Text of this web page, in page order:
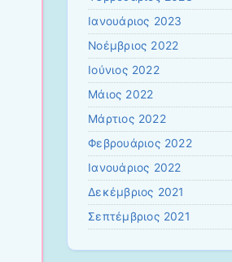
Ιανουάριος 2023
Νοέμβριος 2022
Ιούνιος 2022
Μάιος 2022
Μάρτιος 2022
Φεβρουάριος 2022
Ιανουάριος 2022
Δεκέμβριος 2021
Σεπτέμβριος 2021